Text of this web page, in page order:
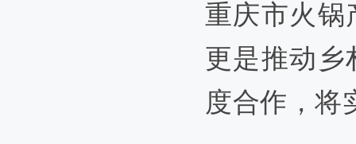
重庆市火锅
更是推动
度合作，将